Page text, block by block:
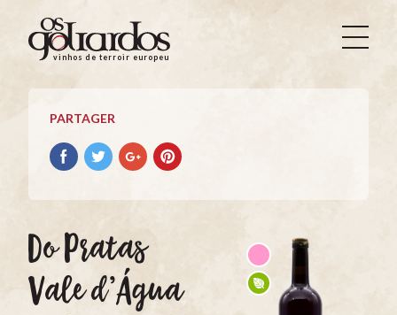
Os
Goliardos
Vinhos
Terroir
Europeus
vinhos de terroir europeus
PARTAGER
Partager
avec
Partager
avec
Partager
avec
Partager
avec
Do Pratas
Vale d’Água